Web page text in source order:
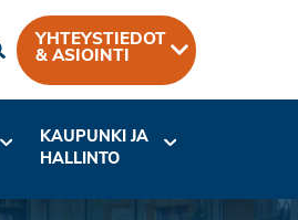
YHTEYSTIEDOT
& ASIOINTI
KAUPUNKI JA
HALLINTO